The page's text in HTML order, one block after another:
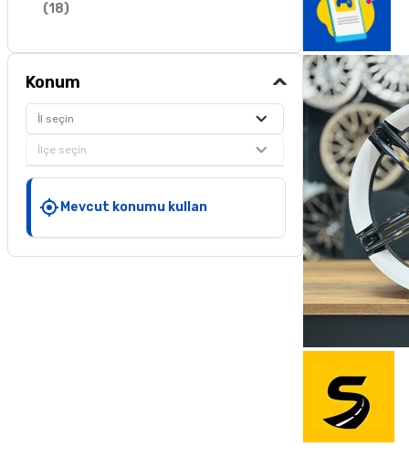
(18)
Konum
İl seçin
İlçe seçin
Mevcut konumu kullan